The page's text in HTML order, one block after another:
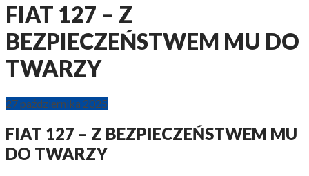
FIAT 127 – Z
BEZPIECZEŃSTWEM MU DO
TWARZY
27 października 2025
FIAT 127 – Z BEZPIECZEŃSTWEM MU
DO TWARZY